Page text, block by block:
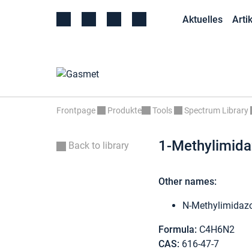
Aktuelles
Frontpage Produkte Tools Spectrum Library
Back to library 1-
Other names:
N-
Formula: C4H6N2
CAS: 616-47-7